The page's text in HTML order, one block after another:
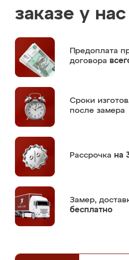
заказе у нас
Предоплата
договора
Сроки
после замера
Рассрочка на
Замер,
бесплатно